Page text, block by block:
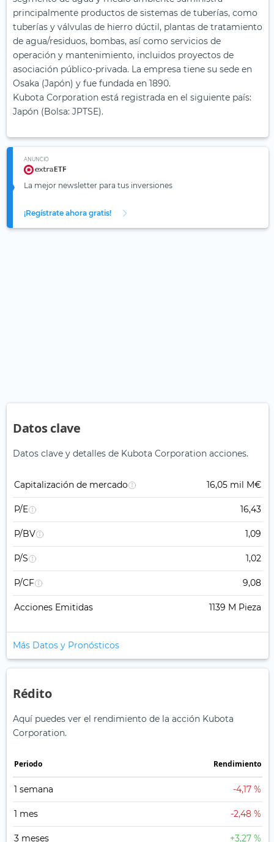
principalmente productos de sistemas de tuberías, como
tuberías y válvulas de hierro dúctil, plantas de tratamiento
de agua/residuos, bombas, así como servicios de
operación y mantenimiento, incluidos proyectos de
asociación público-privada. La empresa tiene su sede en
Osaka (Japón) y fue fundada en 1890.
Kubota Corporation está registrada en el siguiente país:
Japón (Bolsa: JPTSE).
ANUNCIO
La mejor newsletter para tus inversiones
¡Regístrate ahora gratis!
Datos clave
Datos clave y detalles de Kubota Corporation acciones.
Capitalización de mercado 16,05 mil M€
P/E 16,43
P/BV 1,09
P/S 1,02
P/CF 9,08
Acciones Emitidas 1139 M Pieza
Más Datos y Pronósticos
Rédito
Aquí puedes ver el rendimiento de la acción Kubota
Corporation.
Periodo Rendimiento
1 semana -4,17 %
1 mes -2,48 %
3 meses +3,27 %